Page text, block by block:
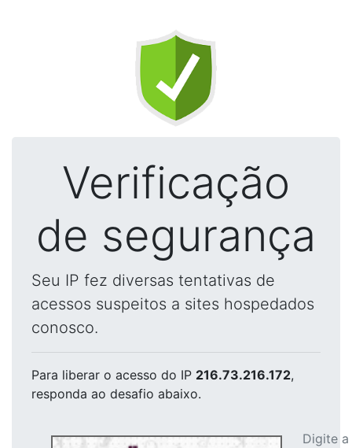
Verificação
de segurança
Seu IP fez diversas tentativas de
acessos suspeitos a sites hospedados
conosco.
Para liberar o acesso do IP 216.73.216.172,
responda ao desafio abaixo.
Digite